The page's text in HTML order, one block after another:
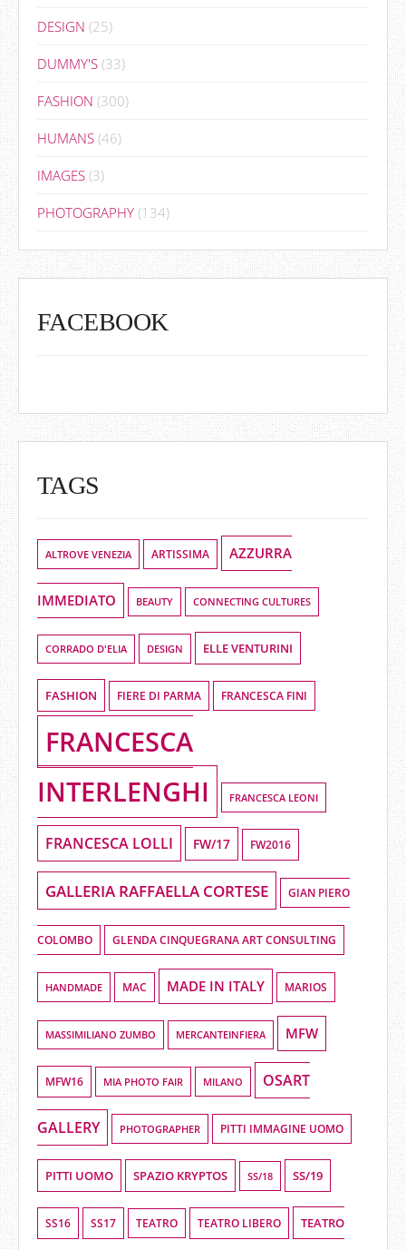
DESIGN (25)
DUMMY'S (33)
FASHION (300)
HUMANS (46)
IMAGES (3)
PHOTOGRAPHY (134)
FACEBOOK
TAGS
ALTROVE VENEZIA ARTISSIMA AZZURRA
IMMEDIATO BEAUTY CONNECTING CULTURES
CORRADO D'ELIA DESIGN ELLE VENTURINI
FASHION FIERE DI PARMA FRANCESCA FINI
FRANCESCA
INTERLENGHI
FRANCESCA LEONI
FRANCESCA LOLLI FW/17 FW2016
GALLERIA RAFFAELLA CORTESE GIAN PIERO
COLOMBO GLENDA CINQUEGRANA ART CONSULTING
HANDMADE MAC MADE IN ITALY MARIOS
MASSIMILIANO ZUMBO MERCANTEINFIERA MFW
MFW16 MIA PHOTO FAIR MILANO OSART
GALLERY PHOTOGRAPHER PITTI IMMAGINE UOMO
PITTI UOMO SPAZIO KRYPTOS SS/18 SS/19
SS16 SS17 TEATRO TEATRO LIBERO TEATRO